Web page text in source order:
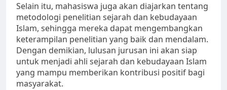
Selain itu, mahasiswa juga akan diajarkan tentang
metodologi penelitian sejarah dan kebudayaan
Islam, sehingga mereka dapat mengembangkan
keterampilan penelitian yang baik dan mendalam.
Dengan demikian, lulusan jurusan ini akan siap
untuk menjadi ahli sejarah dan kebudayaan Islam
yang mampu memberikan kontribusi positif bagi
masyarakat.